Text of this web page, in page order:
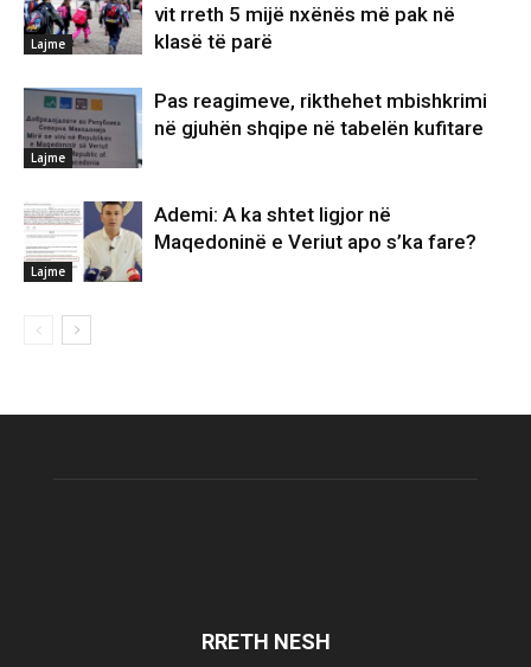
Lajme
vit rreth 5 mijë nxënës më pak në
klasë të parë
Lajme
Pas reagimeve, rikthehet mbishkrimi
në gjuhën shqipe në tabelën kufitare
Lajme
Ademi: A ka shtet ligjor në
Maqedoninë e Veriut apo s’ka fare?
RRETH NESH